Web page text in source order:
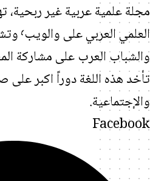
عربية غير ربحية، تهدف
العلمي العربي
اللغة دوراً اكبر على صعيد